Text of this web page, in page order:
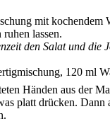
mit kochendem
lassen.
den Salat und die
120 ml
Händen aus der
platt drücken. Dann